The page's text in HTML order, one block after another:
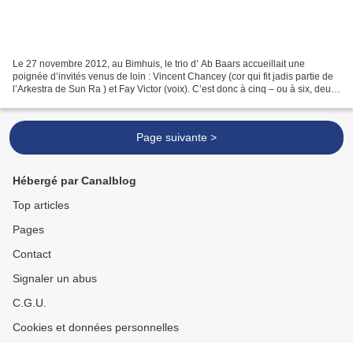
Le 27 novembre 2012, au Bimhuis, le trio d’ Ab Baars accueillait une
poignée d’invités venus de loin : Vincent Chancey (cor qui fit jadis partie de
l’Arkestra de Sun Ra ) et Fay Victor (voix). C’est donc à cinq – ou à six, deux
Page suivante >
Hébergé par Canalblog
Top articles
Pages
Contact
Signaler un abus
C.G.U.
Cookies et données personnelles